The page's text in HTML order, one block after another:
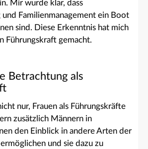
Mir wurde klar, dass
und Familienmanagement ein Boot
sind. Diese Erkenntnis hat mich
Führungskraft gemacht.
Betrachtung als
nur, Frauen als Führungskräfte
zusätzlich Männern in
den Einblick in andere Arten der
und sie dazu zu